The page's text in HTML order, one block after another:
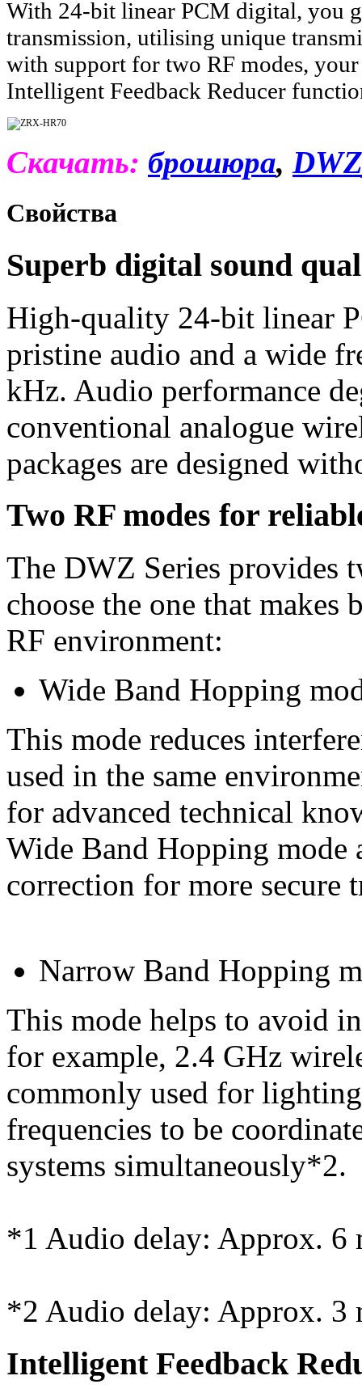
With 24-bit linear PCM digital, you
transmission, utilising unique
with support for two RF modes,
Intelligent Feedback Reducer
Скачать: брошюра,
Свойства
Superb digital sound
High-quality 24-bit linear
pristine audio and a wide
kHz. Audio performance
conventional analogue
packages are designed
Two RF modes for
The DWZ Series provides
choose the one that makes
RF environment:
Wide Band Hopping
This mode reduces
used in the same
for advanced technical
Wide Band Hopping mode
correction for more secure
Narrow Band Hopping
This mode helps to avoid
for example, 2.4 GHz
commonly used for
frequencies to be
systems simultaneously*2.
*1 Audio delay: Approx. 6
*2 Audio delay: Approx. 3
Intelligent Feedback